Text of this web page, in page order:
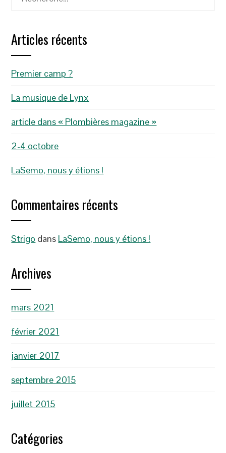
Articles récents
Premier camp ?
La musique de Lynx
article dans « Plombières magazine »
2-4 octobre
LaSemo, nous y étions !
Commentaires récents
Strigo dans LaSemo, nous y étions !
Archives
mars 2021
février 2021
janvier 2017
septembre 2015
juillet 2015
Catégories